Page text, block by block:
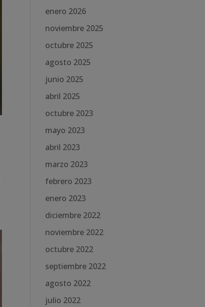
enero 2026
noviembre 2025
octubre 2025
agosto 2025
junio 2025
abril 2025
octubre 2023
mayo 2023
abril 2023
marzo 2023
febrero 2023
enero 2023
diciembre 2022
noviembre 2022
octubre 2022
septiembre 2022
agosto 2022
julio 2022